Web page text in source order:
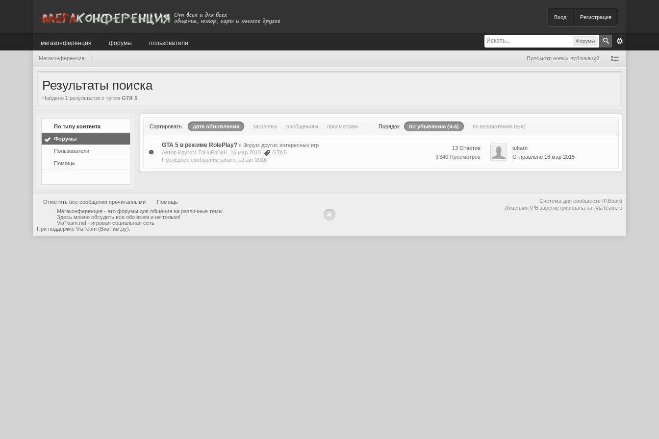
Вход Регистрация
Форумы
мегаконференция форумы пользователи
Мегаконференция Просмотр новых публикаций
Результаты поиска
Найдено1 результатов с тегомGTA 5
По типу контента
Форумы
Пользователи
Помощь
Сортировать дате обновления заголовку сообщениям просмотрам Порядок по убыванию (я-а) по возрастанию (а-я)
GTA 5 в режиме RolePlay? в Форум других интересных игр
Автор KpyroM ToHuPoBaH , 16 мар 2015
GTA 5
Последнее сообщениеtuharn 12 авг 2016
13 Ответов
9 340 Просмотров
tuharn
Отправлено 16 мар 2015
Отметить все сообщения прочитанными Помощь Система для сообществ IP.Board
Лицензия IPB зарегистрирована на: ViaTeam.ru
Мегаконференция - это форумы для общения на различные темы.
Здесь можно обсудить все обо всем и не только!
ViaTeam.net - игровая социальная сеть
При поддержкеViaTeam (ВиаТим.ру)